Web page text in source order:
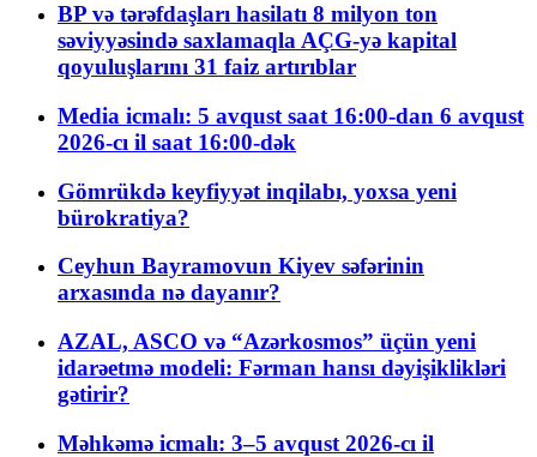
BP və tərəfdaşları hasilatı 8 milyon ton
səviyyəsində saxlamaqla AÇG-yə kapital
qoyuluşlarını 31 faiz artırıblar
Media icmalı: 5 avqust saat 16:00-dan 6 avqust
2026-cı il saat 16:00-dək
Gömrükdə keyfiyyət inqilabı, yoxsa yeni
bürokratiya?
Ceyhun Bayramovun Kiyev səfərinin
arxasında nə dayanır?
AZAL, ASCO və “Azərkosmos” üçün yeni
idarəetmə modeli: Fərman hansı dəyişiklikləri
gətirir?
Məhkəmə icmalı: 3–5 avqust 2026-cı il